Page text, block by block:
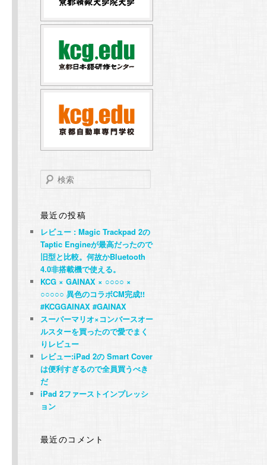
検
索
最近の投稿
レビュー : Magic Trackpad 2の
Taptic Engineが最高だったので
旧型と比較。何故かBluetooth
4.0非搭載機で使える。
KCG × GAINAX × ○○○○ ×
○○○○○ 異色のコラボCM完成!!
#KCGGAINAX #GAINAX
スーパーマリオ×コンバースオー
ルスターを買ったので愛でまく
りレビュー
レビュー:iPad 2の Smart Cover
は便利すぎるので全員買うべき
だ
iPad 2ファーストインプレッシ
ョン
最近のコメント